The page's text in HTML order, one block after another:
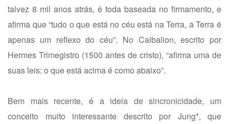
talvez 8 mil anos atrás, é toda baseada no firmamento, e
afirma que “tudo o que está no céu está na Terra, a Terra é
apenas um reflexo do céu”. No Caibalion, escrito por
Hermes Trimegistro (1500 antes de cristo), “afirma uma de
suas leis: o que está acima é como abaixo”.
Bem mais recente, é a ideia de sincronicidade, um
conceito muito interessante descrito por Jung*, que